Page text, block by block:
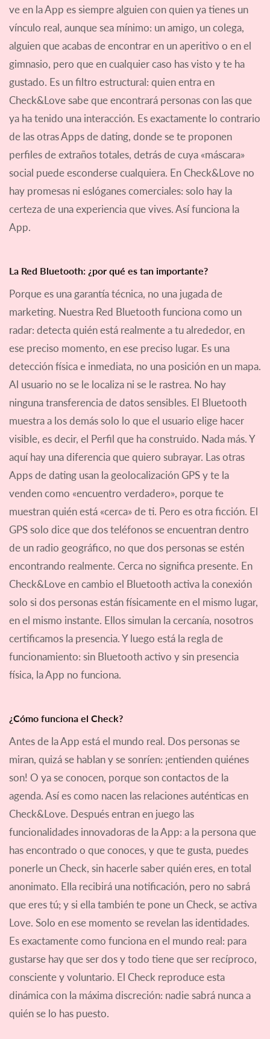
ve en la App es siempre alguien con quien ya tienes un
vínculo real, aunque sea mínimo: un amigo, un colega,
alguien que acabas de encontrar en un aperitivo o en el
gimnasio, pero que en cualquier caso has visto y te ha
gustado. Es un filtro estructural: quien entra en
Check&Love sabe que encontrará personas con las que
ya ha tenido una interacción. Es exactamente lo contrario
de las otras Apps de dating, donde se te proponen
perfiles de extraños totales, detrás de cuya «máscara»
social puede esconderse cualquiera. En Check&Love no
hay promesas ni eslóganes comerciales: solo hay la
certeza de una experiencia que vives. Así funciona la
App.
La Red Bluetooth: ¿por qué es tan importante?
Porque es una garantía técnica, no una jugada de
marketing. Nuestra Red Bluetooth funciona como un
radar: detecta quién está realmente a tu alrededor, en
ese preciso momento, en ese preciso lugar. Es una
detección física e inmediata, no una posición en un mapa.
Al usuario no se le localiza ni se le rastrea. No hay
ninguna transferencia de datos sensibles. El Bluetooth
muestra a los demás solo lo que el usuario elige hacer
visible, es decir, el Perfil que ha construido. Nada más. Y
aquí hay una diferencia que quiero subrayar. Las otras
Apps de dating usan la geolocalización GPS y te la
venden como «encuentro verdadero», porque te
muestran quién está «cerca» de ti. Pero es otra ficción. El
GPS solo dice que dos teléfonos se encuentran dentro
de un radio geográfico, no que dos personas se estén
encontrando realmente. Cerca no significa presente. En
Check&Love en cambio el Bluetooth activa la conexión
solo si dos personas están físicamente en el mismo lugar,
en el mismo instante. Ellos simulan la cercanía, nosotros
certificamos la presencia. Y luego está la regla de
funcionamiento: sin Bluetooth activo y sin presencia
física, la App no funciona.
¿Cómo funciona el Check?
Antes de la App está el mundo real. Dos personas se
miran, quizá se hablan y se sonríen: ¡entienden quiénes
son! O ya se conocen, porque son contactos de la
agenda. Así es como nacen las relaciones auténticas en
Check&Love. Después entran en juego las
funcionalidades innovadoras de la App: a la persona que
has encontrado o que conoces, y que te gusta, puedes
ponerle un Check, sin hacerle saber quién eres, en total
anonimato. Ella recibirá una notificación, pero no sabrá
que eres tú; y si ella también te pone un Check, se activa
Love. Solo en ese momento se revelan las identidades.
Es exactamente como funciona en el mundo real: para
gustarse hay que ser dos y todo tiene que ser recíproco,
consciente y voluntario. El Check reproduce esta
dinámica con la máxima discreción: nadie sabrá nunca a
quién se lo has puesto.